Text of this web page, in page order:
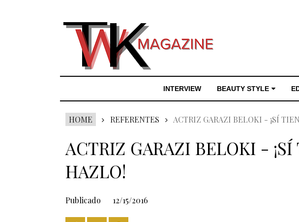
INTERVIEW BEAUTY STYLE
HOME REFERENTES ACTRIZ GARAZI BELOKI - ¡SÍ
ACTRIZ GARAZI BELOKI -
HAZLO!
Publicado 12/15/2016